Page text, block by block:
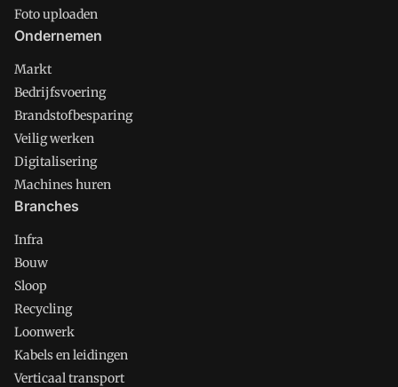
Foto uploaden
Ondernemen
Markt
Bedrijfsvoering
Brandstofbesparing
Veilig werken
Digitalisering
Machines huren
Branches
Infra
Bouw
Sloop
Recycling
Loonwerk
Kabels en leidingen
Verticaal transport